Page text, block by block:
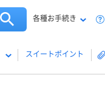
各種お手続き
スイートポイント